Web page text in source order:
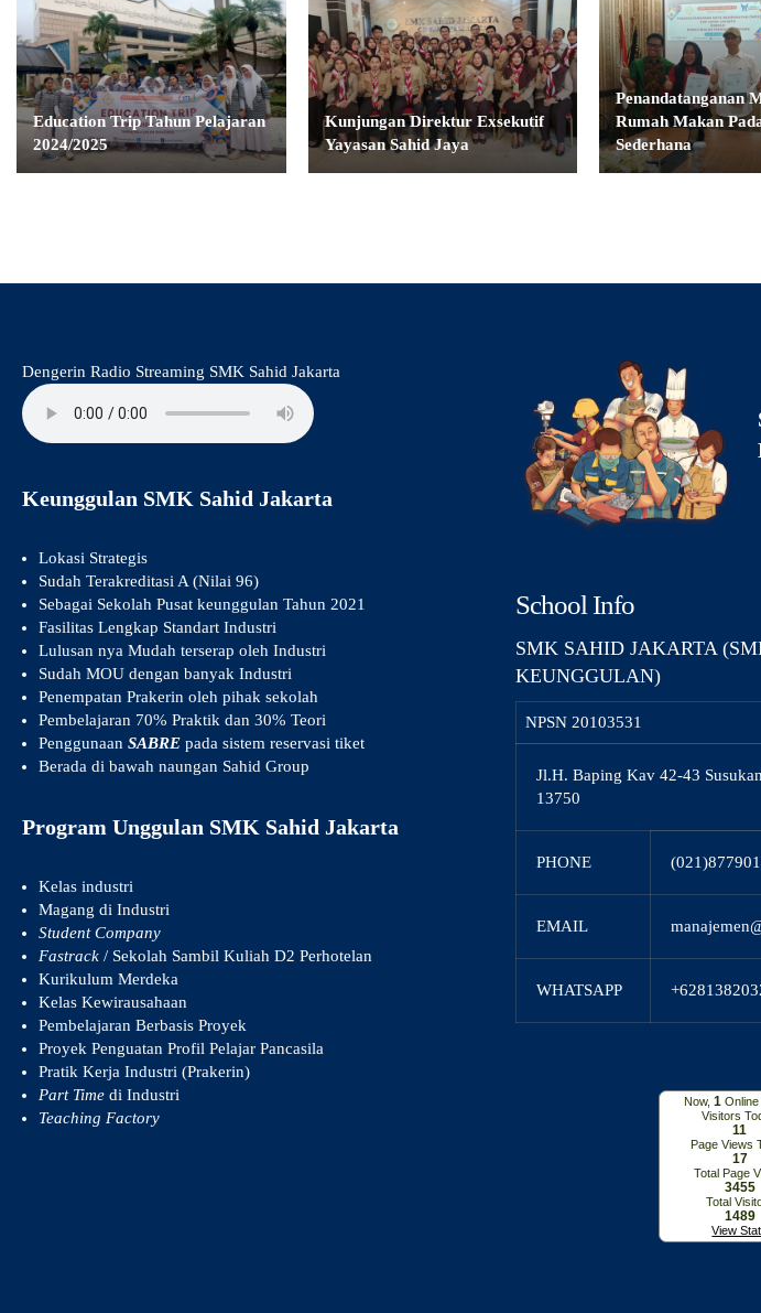
Education Trip Tahun Pelajaran
2024/2025
Kunjungan Direktur Exsekutif
Yayasan Sahid Jaya
Penandatanganan
Rumah Makan
Sederhana
Dengerin Radio Streaming SMK Sahid Jakarta
Keunggulan SMK Sahid Jakarta
Lokasi Strategis
Sudah Terakreditasi A (Nilai 96)
Sebagai Sekolah Pusat keunggulan Tahun 2021
Fasilitas Lengkap Standart Industri
Lulusan nya Mudah terserap oleh Industri
Sudah MOU dengan banyak Industri
Penempatan Prakerin oleh pihak sekolah
Pembelajaran 70% Praktik dan 30% Teori
Penggunaan SABRE pada sistem reservasi tiket
Berada di bawah naungan Sahid Group
Program Unggulan SMK Sahid Jakarta
Kelas industri
Magang di Industri
Student Company
Fastrack / Sekolah Sambil Kuliah D2 Perhotelan
Kurikulum Merdeka
Kelas Kewirausahaan
Pembelajaran Berbasis Proyek
Proyek Penguatan Profil Pelajar Pancasila
Pratik Kerja Industri (Prakerin)
Part Time di Industri
Teaching Factory
School Info
SMK SAHID JAKARTA
KEUNGGULAN)
NPSN 20103531
Jl.H. Baping Kav 42-43
13750
PHONE
EMAIL
WHATSAPP
Now,1
Visitors
11
Page Views
17
Total Page
3455
Total
1489
View